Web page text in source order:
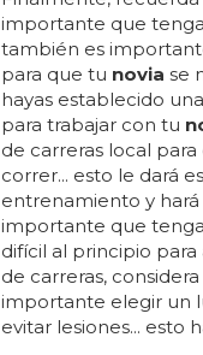
abierto de estados
navratilova pide
personas en el us
57 años ya está
empresaria y
matrimonio fue todo
pausa entre los dos
masculino del abierto
estado juntas
ti... ¡vivan las novias!...
momentazo
puedes ver en vídeo...
¿Cómo hacer